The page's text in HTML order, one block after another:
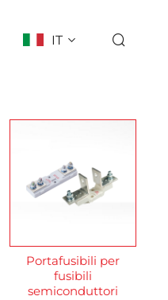
IT
Portafusibili per
fusibili
semiconduttori